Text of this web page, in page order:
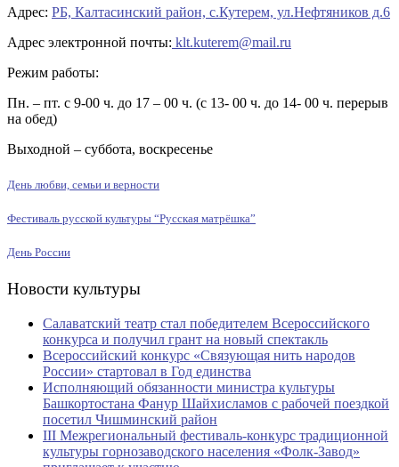
Адрес: РБ, Калтасинский район, с.Кутерем, ул.Нефтяников д.6
Адрес электронной почты: klt.kuterem@mail.ru
Режим работы:
Пн. – пт. с 9-00 ч. до 17 – 00 ч. (с 13- 00 ч. до 14- 00 ч. перерыв
на обед)
Выходной – суббота, воскресенье
День любви, семьи и верности
Фестиваль русской культуры “Русская матрёшка”
День России
Новости культуры
Салаватский театр стал победителем Всероссийского
конкурса и получил грант на новый спектакль
Всероссийский конкурс «Связующая нить народов
России» стартовал в Год единства
Исполняющий обязанности министра культуры
Башкортостана Фанур Шайхисламов с рабочей поездкой
посетил Чишминский район
III Межрегиональный фестиваль-конкурс традиционной
культуры горнозаводского населения «Фолк-Завод»